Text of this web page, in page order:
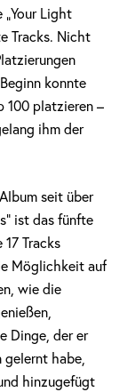
„Your Light
Tracks. Nicht
konnte
100 platzieren –
ihm der
seit über
ist das fünfte
Tracks
Möglichkeit auf
wie die
Dinge, der er
gelernt habe,
hinzugefügt